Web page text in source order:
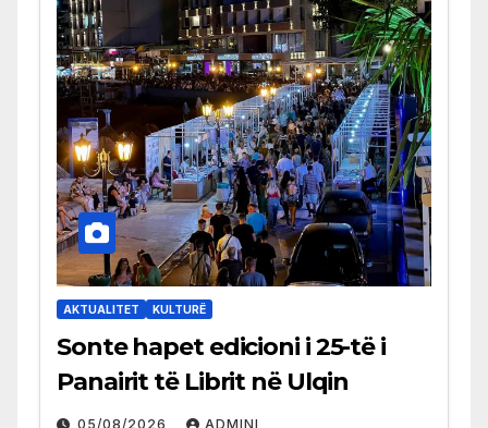
AKTUALITET KULTURË
Sonte hapet edicioni i 25-të i
Panairit të Librit në Ulqin
05/08/2026 ADMINI